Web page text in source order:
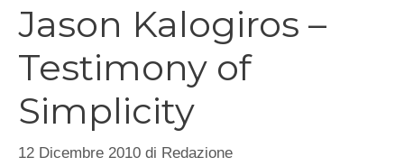
Jason Kalogiros –
Testimony of
Simplicity
12 Dicembre 2010 di Redazione